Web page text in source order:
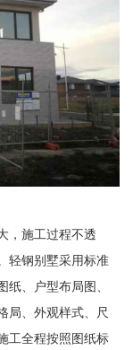
，施工过程不透
轻钢别墅采用标准
、户型布局图、
局、外观样式、尺
工全程按照图纸标